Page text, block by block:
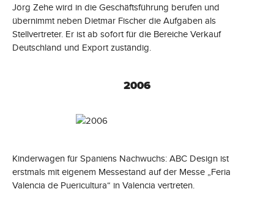
Jörg Zehe wird in die Geschäftsführung berufen und
übernimmt neben Dietmar Fischer die Aufgaben als
Stellvertreter. Er ist ab sofort für die Bereiche Verkauf
Deutschland und Export zuständig.
2006
Kinderwagen für Spaniens Nachwuchs: ABC Design ist
erstmals mit eigenem Messestand auf der Messe „Feria
Valencia de Puericultura“ in Valencia vertreten.